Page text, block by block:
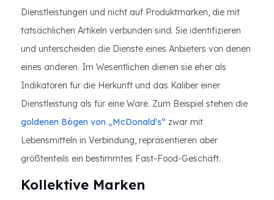
Dienstleistungen und nicht auf Produktmarken, die mit
tatsächlichen Artikeln verbunden sind. Sie identifizieren
und unterscheiden die Dienste eines Anbieters von denen
eines anderen. Im Wesentlichen dienen sie eher als
Indikatoren für die Herkunft und das Kaliber einer
Dienstleistung als für eine Ware. Zum Beispiel stehen die
goldenen Bögen von „McDonald's“ zwar mit
Lebensmitteln in Verbindung, repräsentieren aber
größtenteils ein bestimmtes Fast-Food-Geschäft.
Kollektive Marken